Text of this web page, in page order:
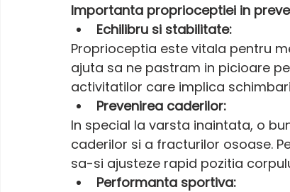
Importanta proprioceptiei in
Echilibru si stabilitate:
Proprioceptia este vitala pentru
ajuta sa ne pastram in picioare
activitatilor care implica
Prevenirea caderilor:
In special la varsta inaintata, o
caderilor si a fracturilor osoase.
sa-si ajusteze rapid pozitia
Performanta sportiva: